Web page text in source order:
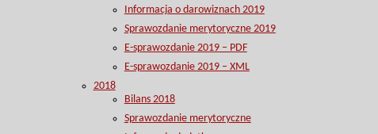
Informacja o darowiznach 2019
Sprawozdanie merytoryczne 2019
E-sprawozdanie 2019 – PDF
E-sprawozdanie 2019 – XML
2018
Bilans 2018
Sprawozdanie merytoryczne